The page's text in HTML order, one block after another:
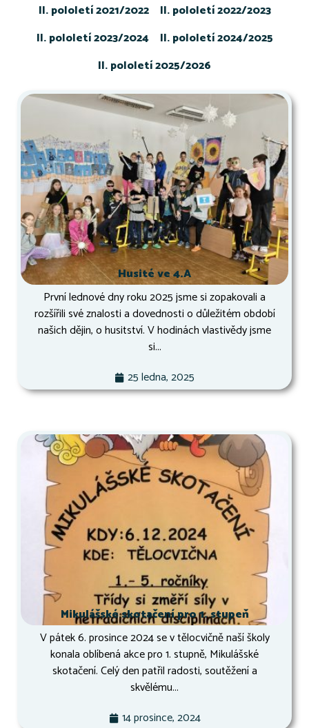
II. pololetí 2021/2022
II. pololetí 2022/2023
II. pololetí 2023/2024
II. pololetí 2024/2025
II. pololetí 2025/2026
Husité ve 4.A
První lednové dny roku 2025 jsme si zopakovali a
rozšířili své znalosti a dovednosti o důležitém období
našich dějin, o husitství. V hodinách vlastivědy jsme
si...
25 ledna, 2025
Mikulášské skotačení pro 1. stupeň
V pátek 6. prosince 2024 se v tělocvičně naší školy
konala oblíbená akce pro 1. stupně, Mikulášské
skotačení. Celý den patřil radosti, soutěžení a
skvělému...
14 prosince, 2024